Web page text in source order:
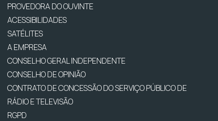
PROVEDORA DO OUVINTE
ACESSIBILIDADES
SATÉLITES
A EMPRESA
CONSELHO GERAL INDEPENDENTE
CONSELHO DE OPINIÃO
CONTRATO DE CONCESSÃO DO SERVIÇO PÚBLICO DE
RÁDIO E TELEVISÃO
RGPD